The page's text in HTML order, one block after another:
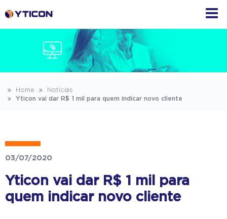
Home
Notícias
Yticon vai dar R$ 1 mil para quem indicar novo cliente
03/07/2020
Yticon vai dar R$ 1 mil para
quem indicar novo cliente